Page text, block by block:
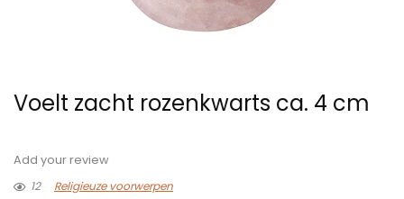
Voelt zacht rozenkwarts ca. 4 cm
Add your review
12
Religieuze voorwerpen